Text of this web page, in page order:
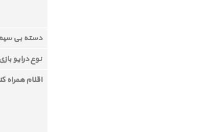
دسته بی
نوع درایو بازی
اقلام همراه